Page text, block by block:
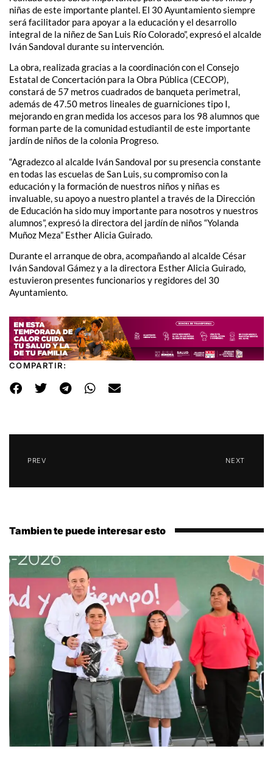
niñas de este importante plantel. El 30 Ayuntamiento siempre
será facilitador para apoyar a la educación y el desarrollo
integral de la niñez de San Luis Río Colorado”, expresó el alcalde
Iván Sandoval durante su intervención.
La obra, realizada gracias a la coordinación con el Consejo
Estatal de Concertación para la Obra Pública (CECOP),
constará de 57 metros cuadrados de banqueta perimetral,
además de 47.50 metros lineales de guarniciones tipo I,
mejorando en gran medida los accesos para los 98 alumnos que
forman parte de la comunidad estudiantil de este importante
jardín de niños de la colonia Progreso.
“Agradezco al alcalde Iván Sandoval por su presencia constante
en todas las escuelas de San Luis, su compromiso con la
educación y la formación de nuestros niños y niñas es
invaluable, su apoyo a nuestro plantel a través de la Dirección
de Educación ha sido muy importante para nosotros y nuestros
alumnos”, expresó la directora del jardín de niños “Yolanda
Muñoz Meza” Esther Alicia Guirado.
Durante el arranque de obra, acompañando al alcalde César
Iván Sandoval Gámez y a la directora Esther Alicia Guirado,
estuvieron presentes funcionarios y regidores del 30
Ayuntamiento.
COMPARTIR:
PREV NEXT
Tambien te puede interesar esto